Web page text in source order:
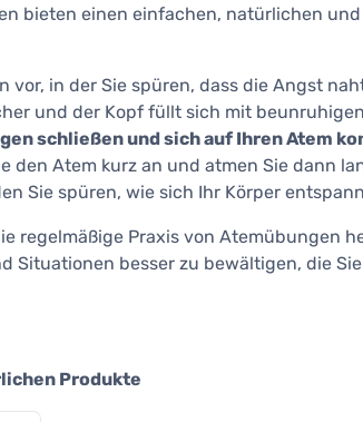
bieten einen einfachen, natürlichen und
vor, in der Sie spüren, dass die Angst
und der Kopf füllt sich mit
schließen und sich auf Ihren Atem
den Atem kurz an und atmen Sie dann
Sie spüren, wie sich Ihr Körper
regelmäßige Praxis von Atemübungen
Situationen besser zu bewältigen, die
Produkte